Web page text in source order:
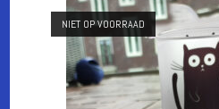
NIET OP VOORRAAD